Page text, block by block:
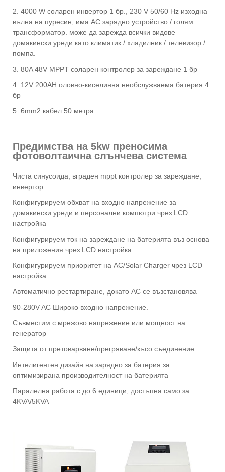
2. 4000 W соларен инвертор 1 бр., 230 V 50/60 Hz изходна
вълна на пуресин, има AC зарядно устройство / голям
трансформатор. може да зарежда всички видове
домакински уреди като климатик / хладилник / телевизор /
помпа.
3. 80A 48V MPPT соларен контролер за зареждане 1 бр
4. 12V 200AH оловно-киселинна необслужваема батерия 4
бр
5. 6mm2 кабел 50 метра
Предимства на 5kw преносима
фотоволтаична слънчева система
Чиста синусоида, вграден mppt контролер за зареждане,
инвертор
Конфигурируем обхват на входно напрежение за
домакински уреди и персонални компютри чрез LCD
настройка
Конфигурируем ток на зареждане на батерията въз основа
на приложения чрез LCD настройка
Конфигурируем приоритет на AC/Solar Charger чрез LCD
настройка
Автоматично рестартиране, докато AC се възстановява
90-280V AC Широко входно напрежение.
Съвместим с мрежово напрежение или мощност на
генератор
Защита от претоварване/прегряване/късо съединение
Интелигентен дизайн на зарядно за батерия за
оптимизирана производителност на батерията
Паралелна работа с до 6 единици, достъпна само за
4KVA/5KVA